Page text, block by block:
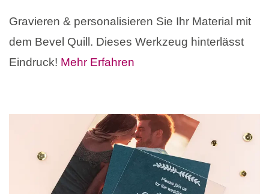
Gravieren & personalisieren Sie Ihr Material mit
dem Bevel Quill. Dieses Werkzeug hinterlässt
Eindruck! Mehr Erfahren